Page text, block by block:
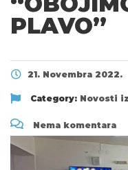
PLAVO”
21. Novembra 2022.
Category: Novosti
Nema komentara